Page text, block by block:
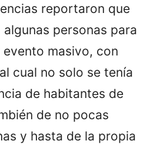
reportaron que
personas para
masivo, con
cual no solo se tenía
de habitantes de
de no pocas
y hasta de la propia